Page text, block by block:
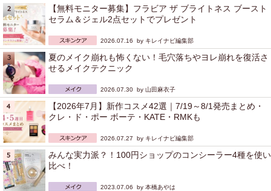
【無料モニター募集】フラビア ザ ブライトネス ブースト
セラム＆ジェル2点セットでプレゼント
2026.07.16 by キレイナビ編集部
夏のメイク崩れも怖くない！毛穴落ちやヨレ崩れを復活さ
せるメイクテクニック
2026.07.30 by 山田麻衣子
【2026年7月】新作コスメ42選｜7/19～8/1発売まとめ・
クレ・ド・ポー ボーテ・KATE・RMKも
2026.07.27 by キレイナビ編集部
みんな実力派？！100円ショップのコンシーラー4種を使い
比べ！
2023.07.06 by 本橋あやは